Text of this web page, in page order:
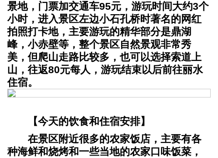
景地，门票加交通车95元，游玩时间大约3个
小时，进入景区左边小石孔桥时著名的网红
拍照打卡地，主要游玩的精华部分是鼎湖
峰，小赤壁等，整个景区自然景观非常秀
美，但爬山走路比较多，也可以选择索道上
山，往返80元每人，游玩结束以后前往丽水
住宿。
【今天的饮食和住宿安排】
在景区附近很多的农家饭店，主要有各
种海鲜和烧烤和一些当地的农家口味饭菜，